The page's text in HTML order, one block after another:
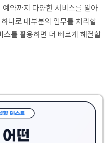
약까지 다양한 서비스를 알아
나로 대부분의 업무를 처리할
를 활용하면 더 빠르게 해결할